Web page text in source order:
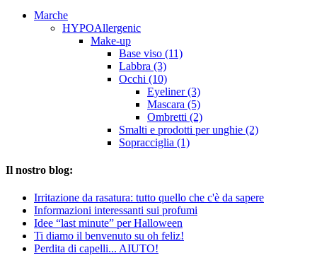
Marche
HYPOAllergenic
Make-up
Base viso (11)
Labbra (3)
Occhi (10)
Eyeliner (3)
Mascara (5)
Ombretti (2)
Smalti e prodotti per unghie (2)
Sopracciglia (1)
Il nostro blog:
Irritazione da rasatura: tutto quello che c'è da sapere
Informazioni interessanti sui profumi
Idee “last minute” per Halloween
Ti diamo il benvenuto su oh feliz!
Perdita di capelli... AIUTO!